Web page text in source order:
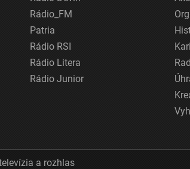
Rádio_FM
Patria
Rádio RSI
Rádio Litera
Rádio Junior
a rozhlas